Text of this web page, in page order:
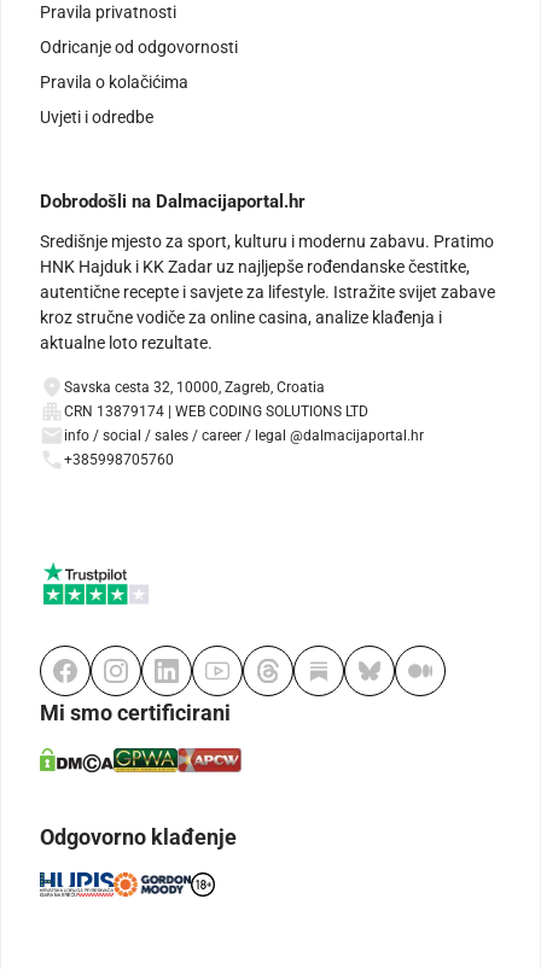
Pravila privatnosti
Odricanje od odgovornosti
Pravila o kolačićima
Uvjeti i odredbe
Dobrodošli na Dalmacijaportal.hr
Središnje mjesto za sport, kulturu i modernu zabavu. Pratimo
HNK Hajduk i KK Zadar uz najljepše rođendanske čestitke,
autentične recepte i savjete za lifestyle. Istražite svijet zabave
kroz stručne vodiče za online casina, analize klađenja i
aktualne loto rezultate.
Savska cesta 32, 10000, Zagreb, Croatia
CRN 13879174 | WEB CODING SOLUTIONS LTD
info / social / sales / career / legal @dalmacijaportal.hr
+385998705760
Mi smo certificirani
Odgovorno klađenje